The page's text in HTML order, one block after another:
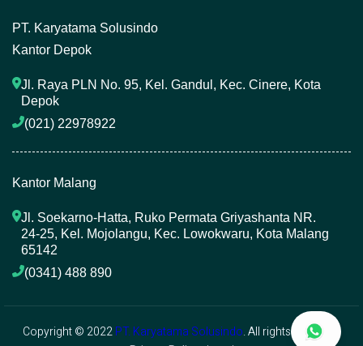
PT. Karyatama Solusindo
Kantor Depok
Jl. Raya PLN No. 95, Kel. Gandul, Kec. Cinere, Kota
Depok
(021) 22978922
Kantor Malang
Jl. Soekarno-Hatta, Ruko Permata Griyashanta NR.
24-25, Kel. Mojolangu, Kec. Lowokwaru, Kota Malang
65142
(0341) 488 890
Copyright © 2022PT. Karyatama Solusindo. All rights reserved.